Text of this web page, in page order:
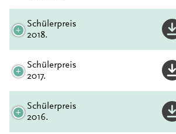
Schülerpreis
2018.
Schülerpreis
2017.
Schülerpreis
2016.